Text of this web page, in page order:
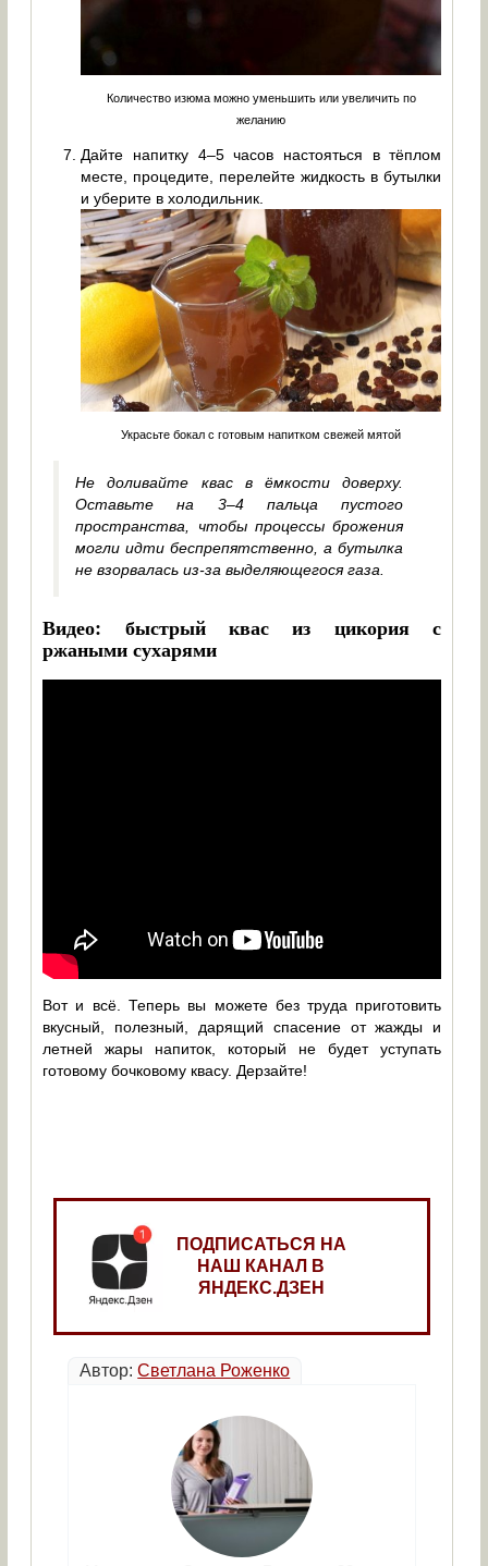
Количество изюма можно уменьшить или увеличить по
желанию
Дайте напитку 4–5 часов настояться в тёплом
месте, процедите, перелейте жидкость в бутылки
и уберите в холодильник.
Украсьте бокал с готовым напитком свежей мятой
Не доливайте квас в ёмкости доверху.
Оставьте на 3–4 пальца пустого
пространства, чтобы процессы брожения
могли идти беспрепятственно, а бутылка
не взорвалась из-за выделяющегося газа.
Видео: быстрый квас из цикория с
ржаными сухарями
Вот и всё. Теперь вы можете без труда приготовить
вкусный, полезный, дарящий спасение от жажды и
летней жары напиток, который не будет уступать
готовому бочковому квасу. Дерзайте!
ПОДПИСАТЬСЯ НА
НАШ КАНАЛ В
ЯНДЕКС.ДЗЕН
Автор:Светлана Роженко